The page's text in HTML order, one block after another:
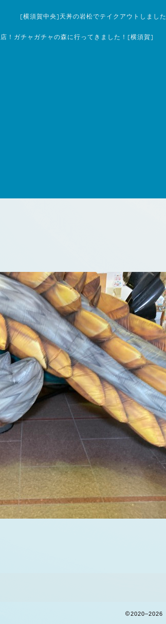
[横須賀中央]天丼の岩松でテイクアウトしました
！ガチャガチャの森に行ってきました！[横須賀]
2020–2026